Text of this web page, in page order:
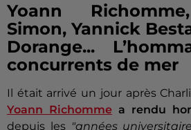
Yoann
Simon, Yannick
Dorange...
concurrents de mer
Il était arrivé un jour après
Yoann Richomme a rendu
depuis les"années